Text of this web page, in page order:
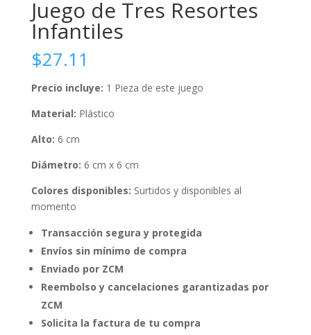
Juego de Tres Resortes
Infantiles
$27.11
Precio incluye: 1 Pieza de este juego
Material: Plástico
Alto: 6 cm
Diámetro: 6 cm x 6 cm
Colores disponibles: Surtidos y disponibles al
momento
Transacción segura y protegida
Envíos sin mínimo de compra
Enviado por ZCM
Reembolso y cancelaciones garantizadas por
ZCM
Solicita la factura de tu compra